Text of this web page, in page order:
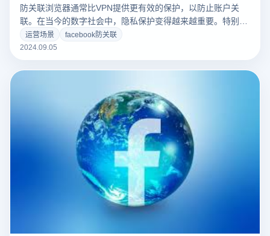
防关联浏览器通常比VPN提供更有效的保护，以防止账户关
联。在当今的数字社会中，隐私保护变得越来越重要。特别是
在社交媒体平台上，如Facebook，客户希望保护个人隐私，
防止账户关联。与VPN通过改变IP地址来隐藏客户位置不同，
一设备中被识别为关联。Facebook防关联浏览器怎么样？防
关联浏览器提供浏览器缓存，Cookies、插件与其他环境元素
的隔离使每个账户的操作看起来像是在不同的环境中进行的，
从而有效地降低了被识别为关联的风险。
运营场景
facebook防关联
2024.09.05